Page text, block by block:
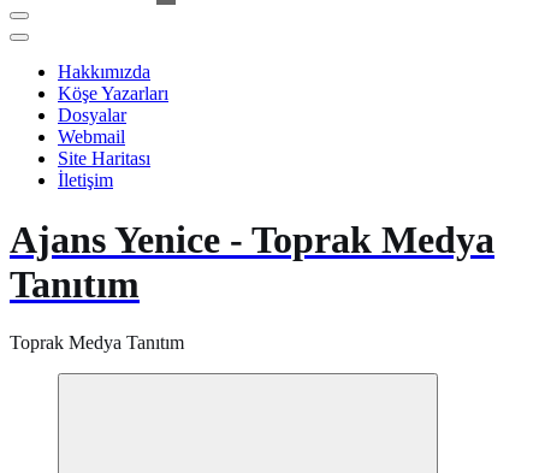
Hakkımızda
Köşe Yazarları
Dosyalar
Webmail
Site Haritası
İletişim
Ajans Yenice - Toprak Medya
Tanıtım
Toprak Medya Tanıtım